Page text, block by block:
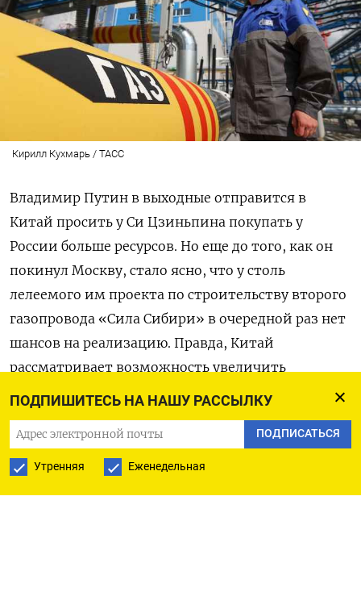
ПОДПИШИТЕСЬ НА НАШУ РАССЫЛКУ
ПОДПИСАТЬСЯ
Утренняя Еженедельная
Кирилл Кухмарь / ТАСС
Владимир Путин в выходные отправится в
Китай просить у Си Цзиньпина покупать у
России больше ресурсов. Но еще до того, как он
покинул Москву, стало ясно, что у столь
лелеемого им проекта по строительству второго
газопровода «Сила Сибири» в очередной раз нет
шансов на реализацию. Правда, Китай
рассматривает возможность увеличить
прокачку на 15% по уже существующей трубе, но
десятилетии.